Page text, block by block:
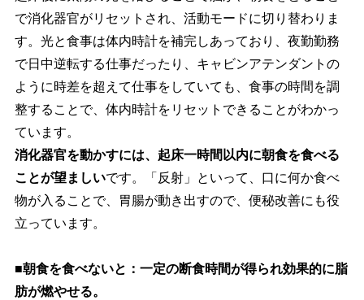
で消化器官がリセットされ、活動モードに切り替わりま
す。光と食事は体内時計を補完しあっており、夜勤勤務
で日中逆転する仕事だったり、キャビンアテンダントの
ように時差を超えて仕事をしていても、食事の時間を調
整することで、体内時計をリセットできることがわかっ
ています。
消化器官を動かすには、起床一時間以内に朝食を食べる
ことが望ましいです。「反射」といって、口に何か食べ
物が入ることで、胃腸が動き出すので、便秘改善にも役
立っています。
■朝食を食べないと：一定の断食時間が得られ効果的に脂
肪が燃やせる。